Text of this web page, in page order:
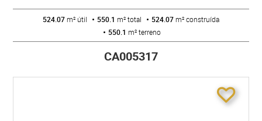
524.07m² útil 550.1 m² total 524.07m² construída
550.1 m² terreno
CA005317